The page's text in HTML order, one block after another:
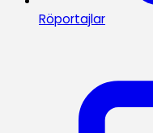
Röportajlar